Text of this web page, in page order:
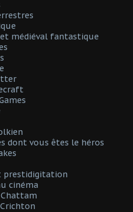
et médiéval fantastique
dont vous êtes le héros
prestidigitation
cinéma